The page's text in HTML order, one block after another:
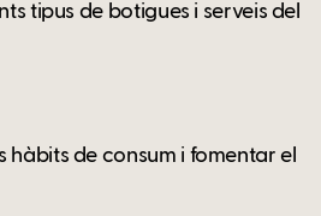
tipus de botigues i serveis del
hàbits de consum i fomentar el